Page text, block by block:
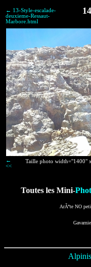
← 13-Style-escalade-
deuxieme-Ressaut-
Marbore.html
←
<<
Taille photo width="1400"
Toutes les Mini-
ArÃªte NO